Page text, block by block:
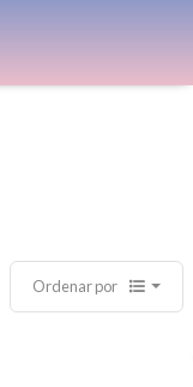
Ordenar por